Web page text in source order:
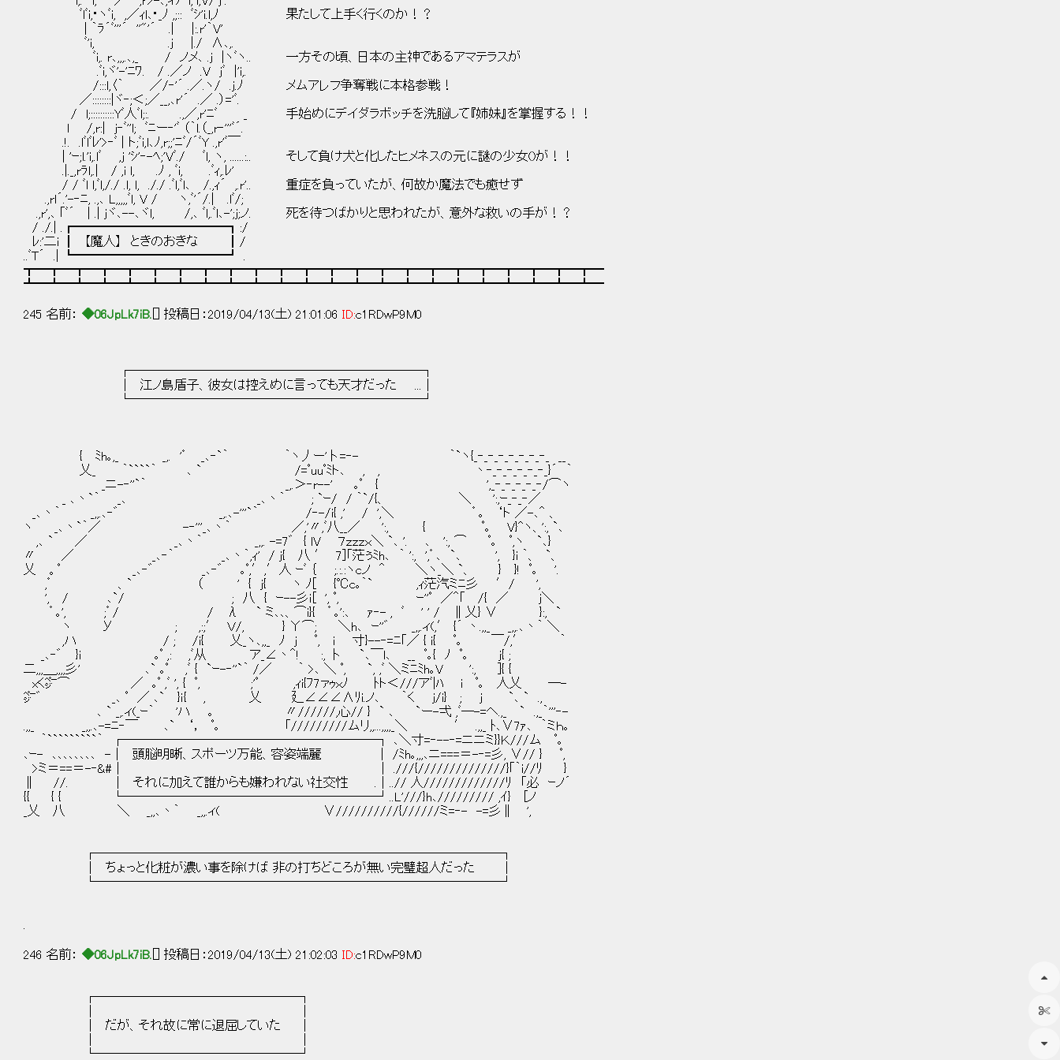
ﾞlﾞi,･ヽﾞi, ,／ｨl､･_ﾉ ,;:: ﾞｼ'i.l,ﾉ 果たして上手く行くのか！？
| ｀ﾗ´ﾞ'''´ ''"'´ .| |:.r'｀V'
ﾞ'i, .j |./ ∧､,.
ﾞi,. r､,,,.､,_ / ノメ､ .j |ヽﾞヽ.. 一方その頃、日本の主神であるアマテラスが
.ﾞi,ヾ'-'ﾆﾜ. / .／ノ .V jﾞ |'i,.
/:::l,〈｀ ／/‐'´ .／.ヽ/ .j.ﾉ メムアレフ争奪戦に本格参戦！
／::::::::|ヾ‐;＜;／__,､r'´ .／ .）='ﾞ.
/ l;::::::::::Yﾞ人ﾞl;:. .,／,r'ﾆﾞ _ 手始めにデイダラボッチを洗脳して『姉妹』を掌握する！！
l /,r:| j‐ﾞ''l; ﾞﾆー‐'ﾞ （｀l.（_,r‐'''ﾞ´.
.!. .lﾞlﾞﾚ'>‐ﾞ | ト;ﾞi,l､ﾉ,r;;'ﾆﾞ/´ﾞY .,r'ﾞ￣
| 'ｰ;l.'i,.lﾞ ,j 'ｼ'‐-ﾍ;'Vﾞ./ ﾞl, ヽ, ......:.. そして負け犬と化したヒメネスの元に謎の少女()が！！
.|._,rﾗl,.| / ,i l, .ﾉ , ﾞi, .ﾞｨ,.ﾚ'
/ / ﾞl l,ﾞl,/./ .l, l, ././ .ﾞl,ﾞl､ /.,ｨ´ ,.r'.. 重症を負っていたが、何故か魔法でも癒せず
.,rl´.'-‐ﾆ, .,､ L,,,,,ﾞl, V / ヽ,ﾞ'´/.| .lﾞ/;
.,r',､ ｢ﾞ´ | .| jヾ､--､ヾl, /,､ ﾞl,.ﾞl､-';j;ノ. 死を待つばかりと思われたが、意外な救いの手が！？
/ ./.| .┏━━━━━━━━━━━━┓:/
ﾚ:'二i ┃ 【魔人】 ときのおきな ┃/
..ﾞT´ .| ┗━━━━━━━━━━━━┛ .
┳━┳━┳━┳━┳━┳━┳━┳━┳━┳━┳━┳━┳━┳━┳━┳━┳━┳━┳━┳━┳━┳━┳━
┻━┻━┻━┻━┻━┻━┻━┻━┻━┻━┻━┻━┻━┻━┻━┻━┻━┻━┻━┻━┻━┻━┻━
245 名前： ◆06JpLk7iB. [] 投稿日：2019/04/13(土) 21:01:06 ID:c1RDwP9M0
┌───────────────────────┐
│ 江ノ島盾子、彼女は控えめに言っても天才だった ...│
└───────────────────────┘
{ ﾐh｡,_ _,. '゜ _､‐`｀ ｀ヽ丿ー'卜=‐- ｀`ヽ{_‐_‐_‐_‐_‐_‐_‐_ __
乂_ ｀````｀ ､ ` /=ﾟuuﾟﾐト､ , , 丶‐_‐_‐_‐_‐_‐_}´ ｀
_ニ-‐''`｀ _,.＞‐r--' ｡ﾟ { ',_‐_‐_‐_‐_‐/⌒ヽ
_ ､丶`｀ _､ _､丶｀ ; `ｰ/ / ｀`/{、 ＼ ':,ｰ_‐_‐／
_､丶｀ _,,.､‐゛ _,.､-'''`｀ /‐-/i{ ,' / ',＼ ゜｡ ‘ト ／-､＾ 、
ヽ _､丶`｀／ -‐'''_､丶｀ ／,'〃,ﾞ八__／ ':, { ﾟ｡ V}^ヽ、':, `､
,､ ` ／ _､丶｀ _,,. -=7゛ { lV ７ｚｚｚｘ＼ `､ '. ､ ':, ⌒ ﾟ｡ ﾟ,ヽ `､}
〃 ／ _､‐｀ _､丶｀,ｨ' / j{ 八 ′ 7]「茫ぅﾐh､ ｀ ':, ',゜､ `､ ', }i ｀、 `、
乂 。ﾟ _､‐゛ _､‐゛ ｡ﾟ,′,′人 ｰﾞ ｛ ;.:.:ヽcノ ＾ ＼ヽ_＼ `、 } }! ﾟ｡ '.
,゜ 、` （ ' { j{ ヽ ﾉ[ {℃c｡｀` ,ｨ茫汽ミﾆ彡 ′/ ',
', / ､`/ ; 八 { ｰ--彡ｉ[ ', ﾟ, ｰ''ﾟ ／＾｢ /{ ／ j＼
゜｡', ;゜/ / λ ` ミ､､、⌒i}{ ゜｡':､ ｧ‐- , ﾞ ' ' / ∥乂} ∨ }:, `
ヽ У ; ,:;′ Ｖ/, } Υ⌒; ＼h､ ｰ''゛ _,,.ィ(,′ {´ 丶.,,_ _,,.､丶｀ ＼
,ハ / ; /i{ 乂_ヽ､,,_ ﾉ j ﾟ, i 寸}--‐=ﾆ｢／ { i{ ﾟ｡ ￣/,′ ｀
_､‐゛ }i ｡ﾟ ,: ,ﾞ从 ア_∠丶＾! :, 卜 `､￣l､ __ ﾟ｡{ ﾉ ﾟ｡ j{ ;
二,,,＿,,,,彡' ､` ｡ﾟ ,ﾞ { `ｰ-‐''`｀ /／ ｀ >､ ＼ ﾟ, `, ,ﾞ ＼ミﾆﾐh｡V ':, ]{ {
xく㌻⌒ ／ ｡ﾟ ,ﾞ ', { ﾟ, ;'ﾟ ,ｨi{ﾌ7ァｩｘﾉ ﾄト＜///アﾞ|ﾊ i ﾟ｡ 人乂 ―-
㌻゛ _､ ﾟ ／ ､` }ｉ{ , 乂 廴∠∠∠∧ﾘi.ノ､ ｀く j/i} ; j `､ ` .,
､ ` _,.ィ(_ｰ｀ 'ハ ｡ 〃//////,心// } ` ､ `ー-弌 ,ﾞ―-=ヘ.,_ ` .,_｀'''‐-
.,,_ _,,.､-=ﾆ‐￣ ､` ‘， ﾟ｡ 「/////////ムリ,,...,,,,_＼ ′ .,,_ ﾄ､∨7ｧ､ ｀ミｈ｡
｀`````````｀ ┌────────────────────┐ ､＼寸=‐--‐=ニニミ}}Ｋ///ム ﾟ｡
､ｰ- ､､､､､､､､ -│ 頭脳明晰、スポーツ万能、容姿端麗 │ /ﾐh｡,,,､ニ===＝-‐=彡, ∨// } ﾟ,
>ミ＝==＝-‐&#│ │ .///{//////////////}｢｀i//ﾘ }
∥ //. │ それに加えて誰からも嫌われない社交性 .│..// 人/////////////ﾘ 「必 ｰノ´
{{ { { └────────────────────┘..L'///}h､///////// ,ｲ} [ノ
_乂 八 ＼ _,,､丶｀ _,,.ィ( ∨//////////{//////ミ=‐- -=彡∥ ',
┌────────────────────────────────┐
│ ちょっと化粧が濃い事を除けば 非の打ちどころが無い完璧超人だった │
└────────────────────────────────┘
246 名前： ◆06JpLk7iB. [] 投稿日：2019/04/13(土) 21:02:03 ID:c1RDwP9M0
┌────────────────┐
│ だが、それ故に常に退屈していた │
└────────────────┘